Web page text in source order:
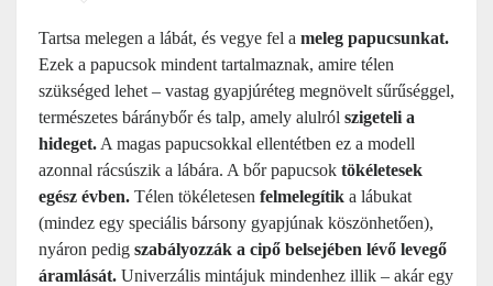
Tartsa melegen a lábát, és vegye fel a meleg papucsunkat.
Ezek a papucsok mindent tartalmaznak, amire télen
szükséged lehet – vastag gyapjúréteg megnövelt sűrűséggel,
természetes báránybőr és talp, amely alulról szigeteli a
hideget. A magas papucsokkal ellentétben ez a modell
azonnal rácsúszik a lábára. A bőr papucsok tökéletesek
egész évben. Télen tökéletesen felmelegítik a lábukat
(mindez egy speciális bársony gyapjúnak köszönhetően),
nyáron pedig szabályozzák a cipő belsejében lévő levegő
áramlását. Univerzális mintájuk mindenhez illik – akár egy